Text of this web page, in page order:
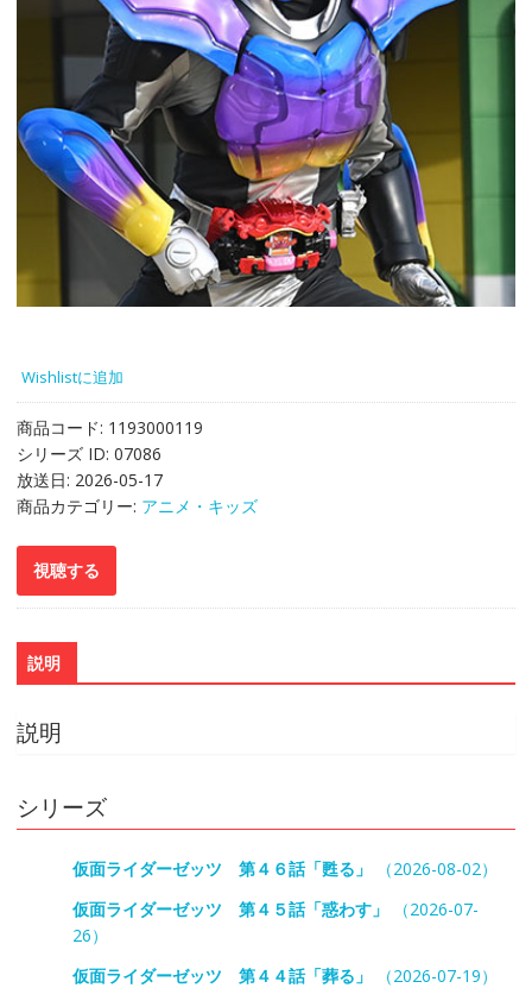
Wishlistに追加
商品コード: 1193000119
シリーズ ID: 07086
放送日: 2026-05-17
商品カテゴリー: アニメ・キッズ
説明
説明
シリーズ
仮面ライダーゼッツ 第４６話「甦る」
（2026-08-02）
仮面ライダーゼッツ 第４５話「惑わす」
（2026-07-
26）
仮面ライダーゼッツ 第４４話「葬る」
（2026-07-19）